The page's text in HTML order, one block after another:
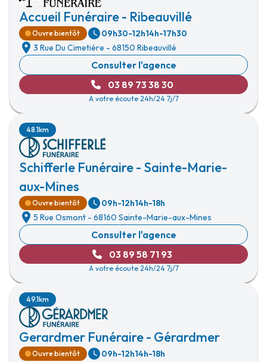
Accueil Funéraire - Ribeauvillé
Ouvre bientôt 09h30-12h14h-17h30
3 Rue Du Cimetière - 68150 Ribeauvillé
Consulter l'agence
03 89 73 38 30
A votre écoute 24h/24 7j/7
Schifferle Funéraire - Sainte-Marie-
aux-Mines
48.1km
Ouvre bientôt 09h-12h14h-18h
5 Rue Osmont - 68160 Sainte-Marie-aux-Mines
Consulter l'agence
03 89 58 71 93
A votre écoute 24h/24 7j/7
Gerardmer Funéraire - Gérardmer
49.1km
Ouvre bientôt 09h-12h14h-18h